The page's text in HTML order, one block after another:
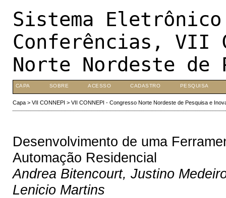
Sistema
Conferências, VII
Norte Nordeste de
CAPA SOBRE ACESSO CADASTRO PESQUISA
Capa> VII CONNEPI > VII CONNEPI - Congresso Norte Nordeste de Pesquisa e
Desenvolvimento de uma
Automação Residencial
Andrea Bitencourt, Justino
Lenicio Martins